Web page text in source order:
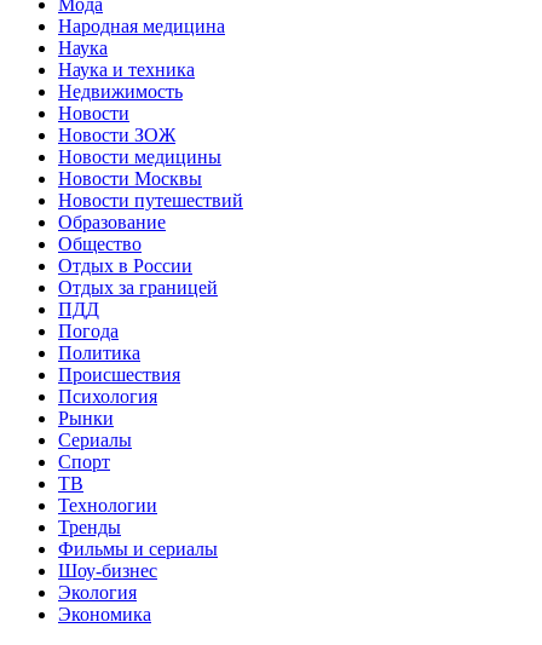
Мода
Народная медицина
Наука
Наука и техника
Недвижимость
Новости
Новости ЗОЖ
Новости медицины
Новости Москвы
Новости путешествий
Образование
Общество
Отдых в России
Отдых за границей
ПДД
Погода
Политика
Происшествия
Психология
Рынки
Сериалы
Спорт
ТВ
Технологии
Тренды
Фильмы и сериалы
Шоу-бизнес
Экология
Экономика